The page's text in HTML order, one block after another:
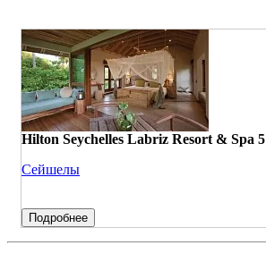
Hilton Seychelles Labriz Resort & Spa 5
Сейшелы
Подробнее